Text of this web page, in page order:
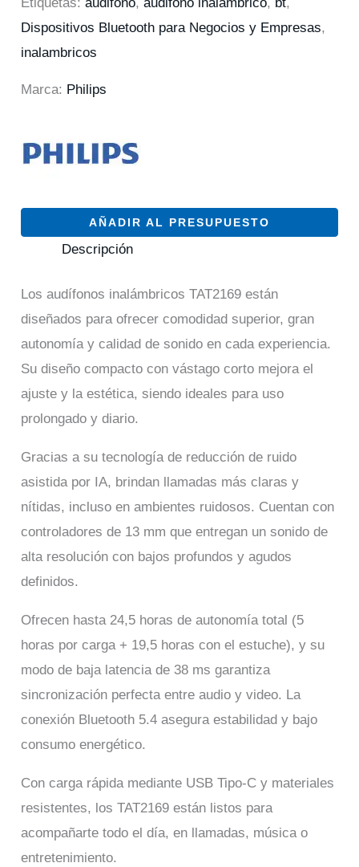
Dispositivos Bluetooth para Negocios y Empresas,
inalambricos
Marca: Philips
AÑADIR AL PRESUPUESTO
Descripción
Los audífonos inalámbricos TAT2169 están
diseñados para ofrecer comodidad superior, gran
autonomía y calidad de sonido en cada experiencia.
Su diseño compacto con vástago corto mejora el
ajuste y la estética, siendo ideales para uso
prolongado y diario.
Gracias a su tecnología de reducción de ruido
asistida por IA, brindan llamadas más claras y
nítidas, incluso en ambientes ruidosos. Cuentan con
controladores de 13 mm que entregan un sonido de
alta resolución con bajos profundos y agudos
definidos.
Ofrecen hasta 24,5 horas de autonomía total (5
horas por carga + 19,5 horas con el estuche), y su
modo de baja latencia de 38 ms garantiza
sincronización perfecta entre audio y video. La
conexión Bluetooth 5.4 asegura estabilidad y bajo
consumo energético.
Con carga rápida mediante USB Tipo-C y materiales
resistentes, los TAT2169 están listos para
acompañarte todo el día, en llamadas, música o
entretenimiento.